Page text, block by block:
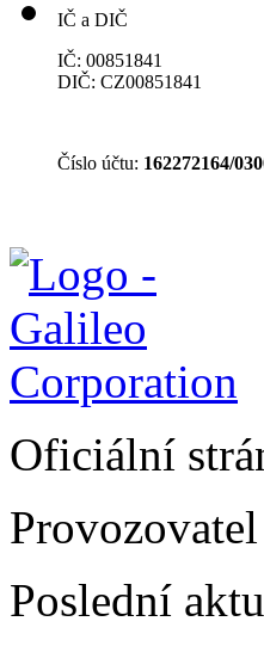
IČ a DIČ
IČ: 00851841
DIČ: CZ00851841
Číslo účtu: 162272164/
Oficiální
Provozovatel
Poslední